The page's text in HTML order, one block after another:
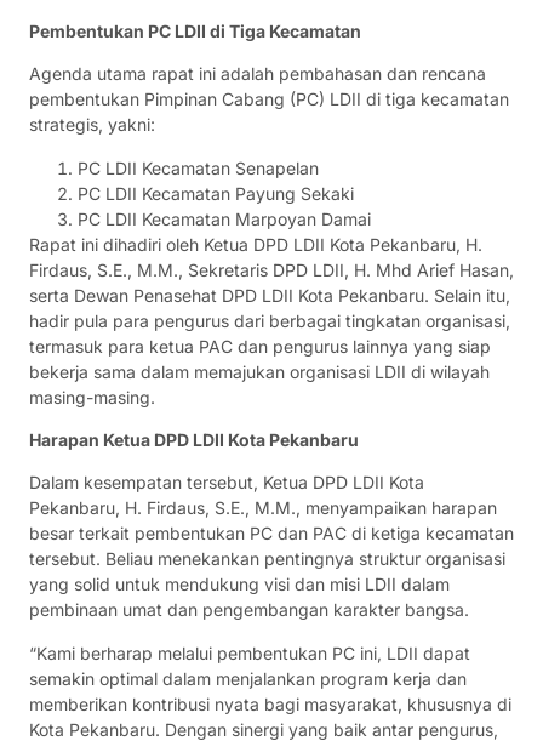
Pembentukan PC LDII di Tiga Kecamatan
Agenda utama rapat ini adalah pembahasan dan rencana
pembentukan Pimpinan Cabang (PC) LDII di tiga kecamatan
strategis, yakni:
PC LDII Kecamatan Senapelan
PC LDII Kecamatan Payung Sekaki
PC LDII Kecamatan Marpoyan Damai
Rapat ini dihadiri oleh Ketua DPD LDII Kota Pekanbaru, H.
Firdaus, S.E., M.M., Sekretaris DPD LDII, H. Mhd Arief Hasan,
serta Dewan Penasehat DPD LDII Kota Pekanbaru. Selain itu,
hadir pula para pengurus dari berbagai tingkatan organisasi,
termasuk para ketua PAC dan pengurus lainnya yang siap
bekerja sama dalam memajukan organisasi LDII di wilayah
masing-masing.
Harapan Ketua DPD LDII Kota Pekanbaru
Dalam kesempatan tersebut, Ketua DPD LDII Kota
Pekanbaru, H. Firdaus, S.E., M.M., menyampaikan harapan
besar terkait pembentukan PC dan PAC di ketiga kecamatan
tersebut. Beliau menekankan pentingnya struktur organisasi
yang solid untuk mendukung visi dan misi LDII dalam
pembinaan umat dan pengembangan karakter bangsa.
“Kami berharap melalui pembentukan PC ini, LDII dapat
semakin optimal dalam menjalankan program kerja dan
memberikan kontribusi nyata bagi masyarakat, khususnya di
Kota Pekanbaru. Dengan sinergi yang baik antar pengurus,